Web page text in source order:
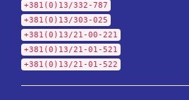
+381(0)13/332-787
+381(0)13/303-025
+381(0)13/21-00-221
+381(0)13/21-01-521
+381(0)13/21-01-522